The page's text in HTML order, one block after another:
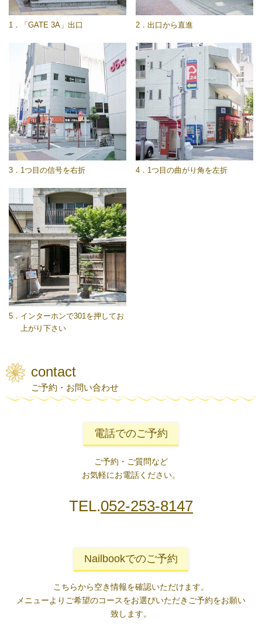
1．「GATE 3A」出口 2．出口から直進
3．1つ目の信号を右折 4．1つ目の曲がり角を左折
5．インターホンで301を押してお
上がり下さい
contact
ご予約・お問い合わせ
電話でのご予約
ご予約・ご質問など
お気軽にお電話ください。
TEL.052-253-8147
Nailbookでのご予約
こちらから空き情報を確認いただけます。
メニューよりご希望のコースをお選びいただきご予約をお願い
致します。